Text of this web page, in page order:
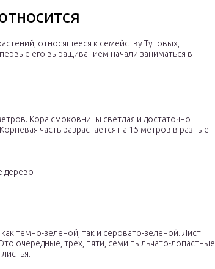
относящееся к семейству Тутовых,
его выращиванием начали заниматься в
Кора смоковницы светлая и достаточно
часть разрастается на 15 метров в разные
дерево
темно-зеленой, так и серовато-зеленой. Лист
очередные, трех, пяти, семи пыльчато-лопастные